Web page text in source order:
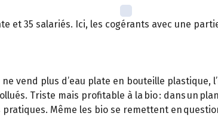
et 35 salariés. Ici, les cogérants avec une
vend plus d’eau plate en bouteille
Triste mais profitable à la bio : dans un
Même les bio se remettent en